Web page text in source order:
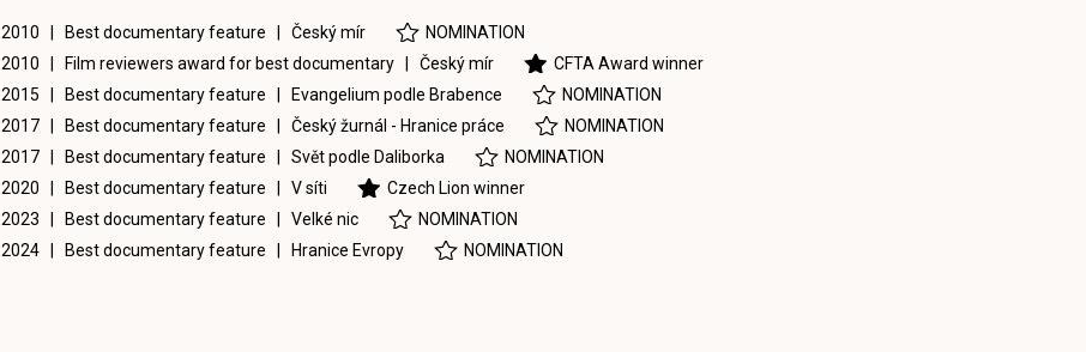
2010 | Best documentary feature | Český mír
NOMINATION
2010 | Film reviewers award for best documentary | Český mír
CFTA Award winner
2015 | Best documentary feature |
Evangelium podle Brabence
NOMINATION
2017 | Best documentary feature | Český žurnál - Hranice práce
NOMINATION
2017 | Best documentary feature | Svět podle Daliborka
NOMINATION
2020 | Best documentary feature | V síti
Czech Lion winner
2023 | Best documentary feature | Velké nic
NOMINATION
2024 | Best documentary feature |
Hranice Evropy NOMINATION